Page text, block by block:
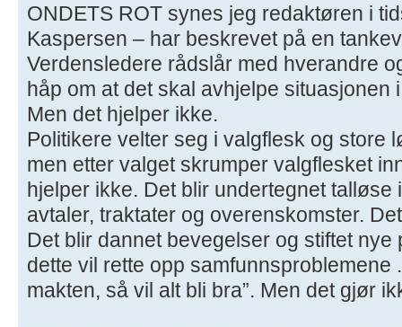
ONDETS ROT synes jeg redaktøren i
Kaspersen – har beskrevet på en
Verdensledere rådslår med hverandre
håp om at det skal avhjelpe situasjonen
Men det hjelper ikke.
Politikere velter seg i valgflesk og store
men etter valget skrumper valgflesket
hjelper ikke. Det blir undertegnet
avtaler, traktater og overenskomster.
Det blir dannet bevegelser og stiftet
dette vil rette opp samfunnsproblemene
makten, så vil alt bli bra”. Men det gjør